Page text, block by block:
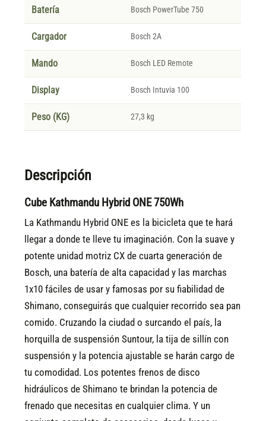
Batería Bosch PowerTube 750
Cargador Bosch 2A
Mando Bosch LED Remote
Display Bosch Intuvia 100
Peso (KG) 27,3 kg
Descripción
Cube Kathmandu Hybrid ONE 750Wh
La Kathmandu Hybrid ONE es la bicicleta que te hará
llegar a donde te lleve tu imaginación. Con la suave y
potente unidad motriz CX de cuarta generación de
Bosch, una batería de alta capacidad y las marchas
1x10 fáciles de usar y famosas por su fiabilidad de
Shimano, conseguirás que cualquier recorrido sea pan
comido. Cruzando la ciudad o surcando el país, la
horquilla de suspensión Suntour, la tija de sillín con
suspensión y la potencia ajustable se harán cargo de
tu comodidad. Los potentes frenos de disco
hidráulicos de Shimano te brindan la potencia de
frenado que necesitas en cualquier clima. Y un